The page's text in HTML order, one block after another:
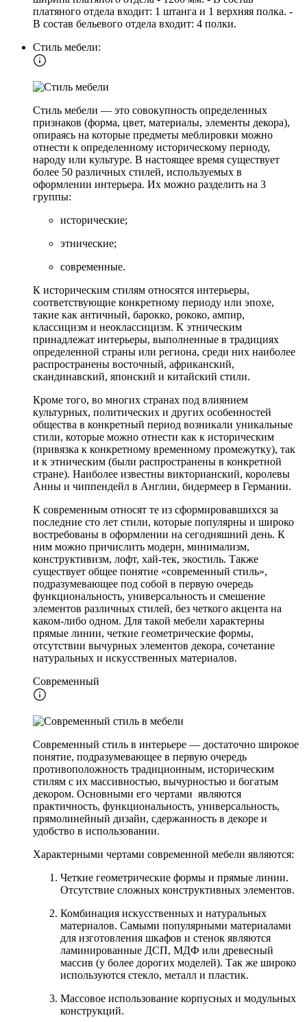
платяного отдела входит: 1 штанга и 1 верхняя полка. -
В состав бельевого отдела входит: 4 полки.
Стиль мебели:
Стиль мебели — это совокупность определенных
признаков (форма, цвет, материалы, элементы декора),
опираясь на которые предметы меблировки можно
отнести к определенному историческому периоду,
народу или культуре. В настоящее время существует
более 50 различных стилей, используемых в
оформлении интерьера. Их можно разделить на 3
группы:
исторические;
этнические;
современные.
К историческим стилям относятся интерьеры,
соответствующие конкретному периоду или эпохе,
такие как античный, барокко, рококо, ампир,
классицизм и неоклассицизм. К этническим
принадлежат интерьеры, выполненные в традициях
определенной страны или региона, среди них наиболее
распространены восточный, африканский,
скандинавский, японский и китайский стили.
Кроме того, во многих странах под влиянием
культурных, политических и других особенностей
общества в конкретный период возникали уникальные
стили, которые можно отнести как к историческим
(привязка к конкретному временному промежутку), так
и к этническим (были распространены в конкретной
стране). Наиболее известны викторианский, королевы
Анны и чиппендейл в Англии, бидермеер в Германии.
К современным относят те из сформировавшихся за
последние сто лет стили, которые популярны и широко
востребованы в оформлении на сегодняшний день. К
ним можно причислить модерн, минимализм,
конструктивизм, лофт, хай-тек, экостиль. Также
существует общее понятие «современный стиль»,
подразумевающее под собой в первую очередь
функциональность, универсальность и смешение
элементов различных стилей, без четкого акцента на
каком-либо одном. Для такой мебели характерны
прямые линии, четкие геометрические формы,
отсутствии вычурных элементов декора, сочетание
натуральных и искусственных материалов.
Современный
Современный стиль в интерьере — достаточно широкое
понятие, подразумевающее в первую очередь
противоположность традиционным, историческим
стилям с их массивностью, вычурностью и богатым
декором. Основными его чертами являются
практичность, функциональность, универсальность,
прямолинейный дизайн, сдержанность в декоре и
удобство в использовании.
Характерными чертами современной мебели являются:
Четкие геометрические формы и прямые линии.
Отсутствие сложных конструктивных элементов.
Комбинация искусственных и натуральных
материалов. Самыми популярными материалами
для изготовления шкафов и стенок являются
ламинированные ДСП, МДФ или древесный
массив (у более дорогих моделей). Так же широко
используются стекло, металл и пластик.
Массовое использование корпусных и модульных
конструкций.